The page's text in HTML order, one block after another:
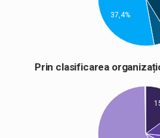
37,4%
Prin clasificarea